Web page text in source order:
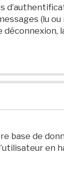
(lu ou
de
en